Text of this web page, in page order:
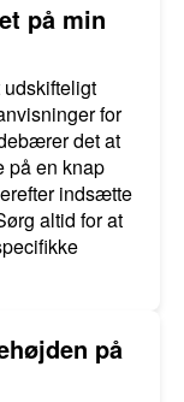
på min
for
det at
på en knap
indsætte
altid for at
på